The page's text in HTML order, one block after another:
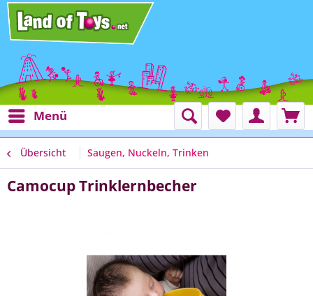
Menü
Übersicht Saugen, Nuckeln, Trinken
Camocup Trinklernbecher